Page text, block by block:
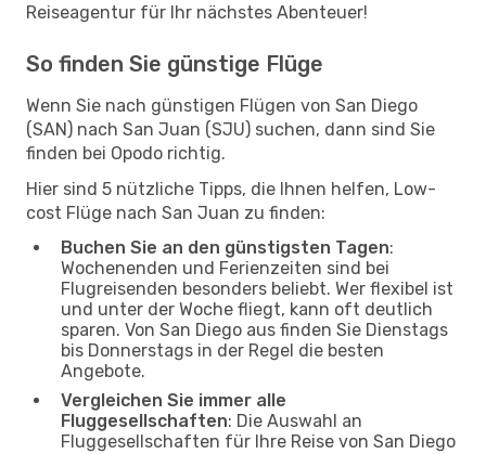
Reiseagentur für Ihr nächstes Abenteuer!
So finden Sie günstige Flüge
Wenn Sie nach günstigen Flügen von San Diego
(SAN) nach San Juan (SJU) suchen, dann sind Sie
finden bei Opodo richtig.
Hier sind 5 nützliche Tipps, die Ihnen helfen, Low-
cost Flüge nach San Juan zu finden:
Buchen Sie an den günstigsten Tagen:
Wochenenden und Ferienzeiten sind bei
Flugreisenden besonders beliebt. Wer flexibel ist
und unter der Woche fliegt, kann oft deutlich
sparen. Von San Diego aus finden Sie Dienstags
bis Donnerstags in der Regel die besten
Angebote.
Vergleichen Sie immer alle
Fluggesellschaften: Die Auswahl an
Fluggesellschaften für Ihre Reise von San Diego